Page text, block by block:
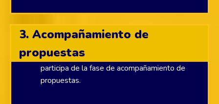
3. Acompañamiento de
propuestas
Si tu equipo es uno de los preseleccionados
participa de la fase de acompañamiento de
propuestas.